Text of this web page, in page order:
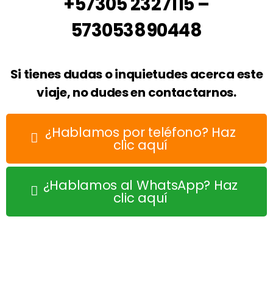
573053890448
Si tienes dudas o inquietudes acerca este
viaje, no dudes en contactarnos.
¿Hablamos por teléfono? Haz
clic aquí
¿Hablamos al WhatsApp? Haz
clic aquí